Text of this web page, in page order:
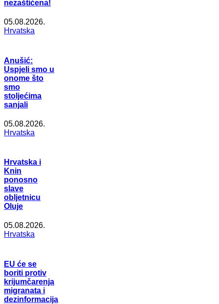
nezaštićena!
05.08.2026.
Hrvatska
Anušić:
Uspjeli smo u
onome što
smo
stoljećima
sanjali
05.08.2026.
Hrvatska
Hrvatska i
Knin
ponosno
slave
obljetnicu
Oluje
05.08.2026.
Hrvatska
EU će se
boriti protiv
krijumčarenja
migranata i
dezinformacija